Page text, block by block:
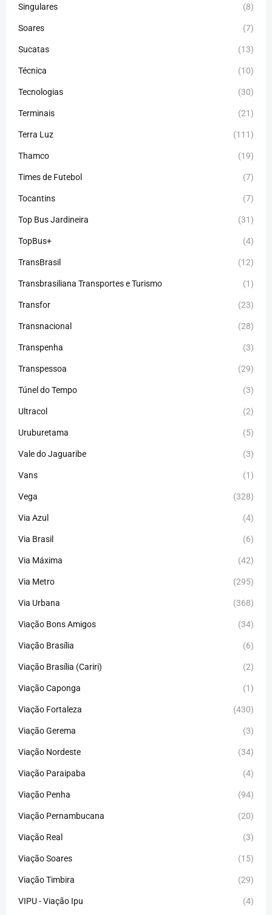
Singulares (8)
Soares (7)
Sucatas (13)
Técnica (10)
Tecnologias (30)
Terminais (21)
Terra Luz (111)
Thamco (19)
Times de Futebol (7)
Tocantins (7)
Top Bus Jardineira (31)
TopBus+ (4)
TransBrasil (12)
Transbrasiliana Transportes e Turismo (1)
Transfor (23)
Transnacional (28)
Transpenha (3)
Transpessoa (29)
Túnel do Tempo (3)
Ultracol (2)
Uruburetama (5)
Vale do Jaguaribe (3)
Vans (1)
Vega (328)
Via Azul (4)
Via Brasil (6)
Via Máxima (42)
Via Metro (295)
Via Urbana (368)
Viação Bons Amigos (34)
Viação Brasília (6)
Viação Brasília (Cariri) (2)
Viação Caponga (1)
Viação Fortaleza (430)
Viação Gerema (3)
Viação Nordeste (34)
Viação Paraipaba (4)
Viação Penha (94)
Viação Pernambucana (20)
Viação Real (3)
Viação Soares (15)
Viação Timbira (29)
VIPU - Viação Ipu (4)